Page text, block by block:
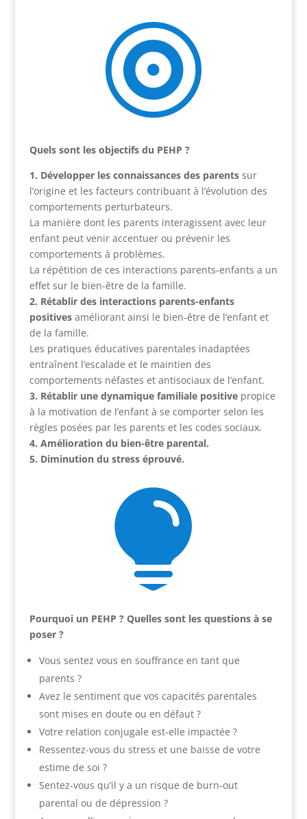

Quels sont les objectifs du PEHP ?
1. Développer les connaissances des parentssur
l’origine et les facteurs contribuant à l’évolution des
comportements perturbateurs.
La manière dont les parents interagissent avec leur
enfant peut venir accentuer ou prévenir les
comportements à problèmes.
La répétition de ces interactions parents-enfants a un
effet sur le bien-être de la famille.
2. Rétablir des interactions parents-enfants
positivesaméliorant ainsi le bien-être de l’enfant et
de la famille.
Les pratiques éducatives parentales inadaptées
entraînent l’escalade et le maintien des
comportements néfastes et antisociaux de l’enfant.
3. Rétablir une dynamique familiale positivepropice
à la motivation de l’enfant à se comporter selon les
règles posées par les parents et les codes sociaux.
4. Amélioration du bien-être parental.
5. Diminution du stress éprouvé.

Pourquoi un PEHP ? Quelles sont les questions à se
poser ?
Vous sentez vous en souffrance en tant que
parents ?
Avez le sentiment que vos capacités parentales
sont mises en doute ou en défaut ?
Votre relation conjugale est-elle impactée ?
Ressentez-vous du stress et une baisse de votre
estime de soi ?
Sentez-vous qu’il y a un risque de burn-out
parental ou de dépression ?